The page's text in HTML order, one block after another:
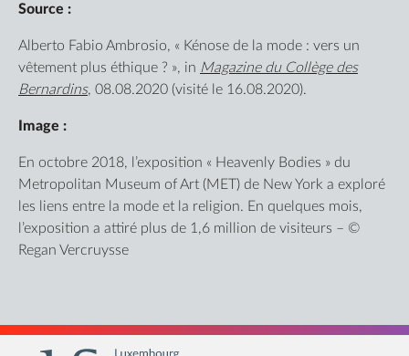
Source :
Alberto Fabio Ambrosio, « Kénose de la mode : vers un
vêtement plus éthique ? », in Magazine du Collège des
Bernardins, 08.08.2020 (visité le 16.08.2020).
Image :
En octobre 2018, l’exposition « Heavenly Bodies » du
Metropolitan Museum of Art (MET) de New York a exploré
les liens entre la mode et la religion. En quelques mois,
l’exposition a attiré plus de 1,6 million de visiteurs – ©
Regan Vercruysse